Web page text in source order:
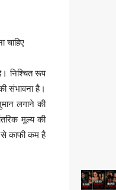
चाहिए
निश्चित रूप
संभावना है।
लगाने की
मूल्य की
से काफी कम है